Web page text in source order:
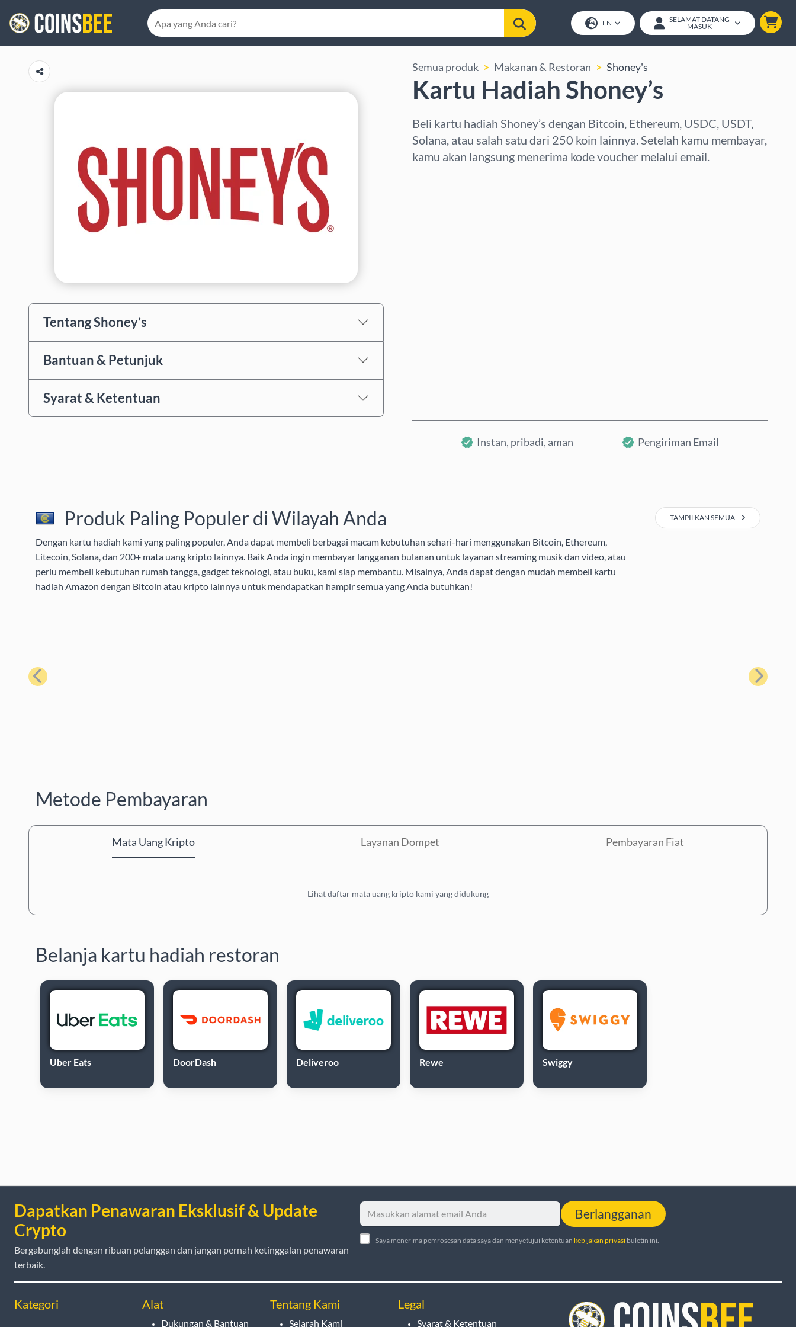
EN
SELAMAT DATANG
MASUK
Tentang Shoney’s
Bantuan & Petunjuk
Syarat & Ketentuan
Semua produk Makanan & Restoran Shoney's
Kartu Hadiah Shoney’s
Beli kartu hadiah Shoney’s dengan Bitcoin, Ethereum, USDC, USDT,
Solana, atau salah satu dari 250 koin lainnya. Setelah kamu membayar,
kamu akan langsung menerima kode voucher melalui email.
Instan, pribadi, aman Pengiriman Email
Produk Paling Populer di Wilayah Anda
Dengan kartu hadiah kami yang paling populer, Anda dapat membeli berbagai macam kebutuhan sehari-hari menggunakan Bitcoin, Ethereum,
Litecoin, Solana, dan 200+ mata uang kripto lainnya. Baik Anda ingin membayar langganan bulanan untuk layanan streaming musik dan video, atau
perlu membeli kebutuhan rumah tangga, gadget teknologi, atau buku, kami siap membantu. Misalnya, Anda dapat dengan mudah membeli kartu
hadiah Amazon dengan Bitcoin atau kripto lainnya untuk mendapatkan hampir semua yang Anda butuhkan!
TAMPILKAN SEMUA
Sebelumnya Berikutnya
Metode Pembayaran
Mata Uang Kripto Layanan Dompet Pembayaran Fiat
Lihat daftar mata uang kripto kami yang didukung
Belanja kartu hadiah restoran
Uber Eats DoorDash Deliveroo Rewe Swiggy
Dapatkan Penawaran Eksklusif & Update
Crypto
Bergabunglah dengan ribuan pelanggan dan jangan pernah ketinggalan penawaran
terbaik.
Berlangganan
Saya menerima pemrosesan data saya dan menyetujui ketentuan kebijakan privasibuletin ini.
Kategori Alat
Dukungan & Bantuan
Tentang Kami
Sejarah Kami
Legal
Syarat & Ketentuan